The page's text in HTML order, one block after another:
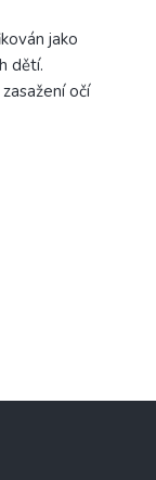
jako
dětí.
očí